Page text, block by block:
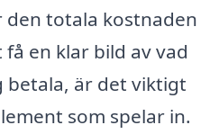
totala kostnaden
en klar bild av vad
betala, är det viktigt
som spelar in.